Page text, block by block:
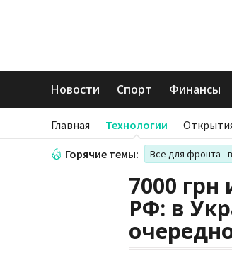
Новости Спорт Финансы
Главная Технологии
Горячие темы: Все для фронта -
7000
РФ: в